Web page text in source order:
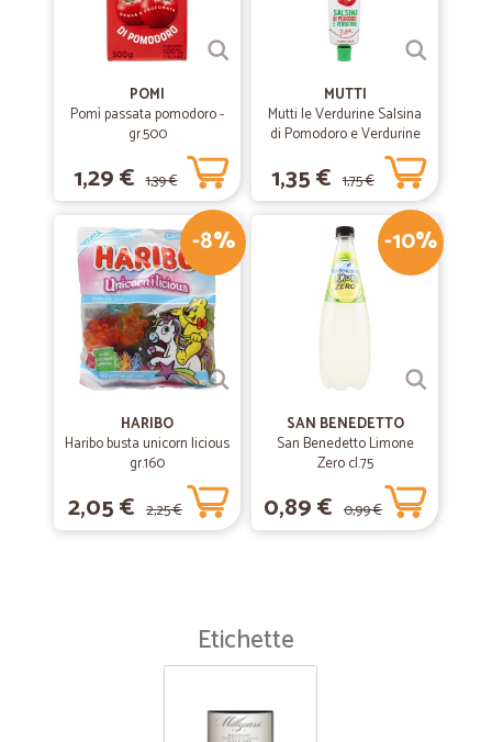
POMI
Pomì passata pomodoro -
gr.500
1,29 € 1,39 €
MUTTI
Mutti le Verdurine Salsina
di Pomodoro e Verdurine
1,35 € 1,75 €
-8%
HARIBO
Haribo busta unicorn licious
gr.160
2,05 € 2,25 €
-10%
SAN BENEDETTO
San Benedetto Limone
Zero cl.75
0,89 € 0,99 €
Etichette